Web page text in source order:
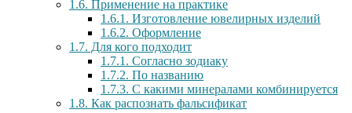
1.6. Применение на практике
1.6.1. Изготовление ювелирных изделий
1.6.2. Оформление
1.7. Для кого подходит
1.7.1. Согласно зодиаку
1.7.2. По названию
1.7.3. С какими минералами комбинируется
1.8. Как распознать фальсификат